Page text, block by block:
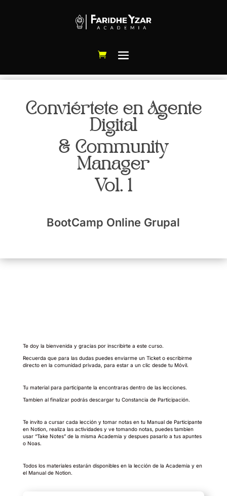
Conviértete en Agente
Digital
& Community
Manager
Vol. 1
BootCamp Online Grupal
Te doy la bienvenida y gracias por inscribirte a este curso.
Recuerda que para las dudas puedes enviarme un Ticket o escribirme
directo en la comunidad privada, para estar a un clic desde tu Móvil.
Tu material para participante la encontraras dentro de las lecciones.
Tambien al finalizar podrás descargar tu Constancia de Participación.
Te invito a cursar cada lección y tomar notas en tu Manual de Participante
en Notion, realiza las actividades y ve tomando notas, puedes tambien
usar “Take Notes” de la misma Academia y despues pasarlo a tus apuntes
o Noas.
Todos los materiales estarán disponibles en la lección de la Academia y en
el Manual de Notion.